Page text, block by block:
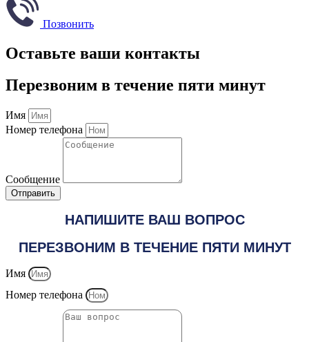
Позвонить
Оставьте ваши контакты
Перезвоним в течение пяти минут
Имя
Номер телефона
Сообщение
Отправить
НАПИШИТЕ ВАШ ВОПРОС
ПЕРЕЗВОНИМ В ТЕЧЕНИЕ ПЯТИ МИНУТ
Имя
Номер телефона